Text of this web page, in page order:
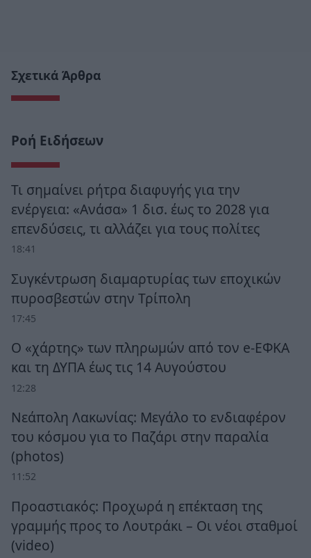
Σχετικά Άρθρα
Ροή Ειδήσεων
Τι σημαίνει ρήτρα διαφυγής για την
ενέργεια: «Ανάσα» 1 δισ. έως το 2028 για
επενδύσεις, τι αλλάζει για τους πολίτες
18:41
Συγκέντρωση διαμαρτυρίας των εποχικών
πυροσβεστών στην Τρίπολη
17:45
Ο «χάρτης» των πληρωμών από τον e-ΕΦΚΑ
και τη ΔΥΠΑ έως τις 14 Αυγούστου
12:28
Νεάπολη Λακωνίας: Μεγάλο το ενδιαφέρον
του κόσμου για το Παζάρι στην παραλία
(photos)
11:52
Προαστιακός: Προχωρά η επέκταση της
γραμμής προς το Λουτράκι – Οι νέοι σταθμοί
(video)